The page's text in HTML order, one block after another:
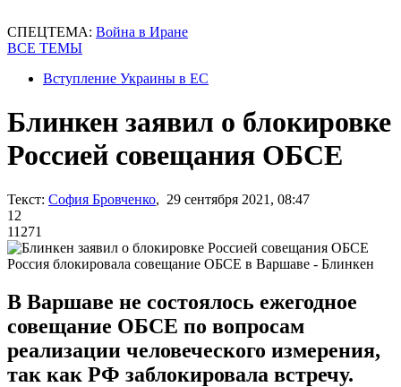
СПЕЦТЕМА: Война в Иране
ВСЕ ТЕМЫ
Вступление Украины в ЕС
Блинкен заявил о блокировке
Россией совещания ОБСЕ
Текст: София Бровченко, 29 сентября 2021, 08:47
12
11271
Россия блокировала совещание ОБСЕ в Варшаве - Блинкен
В Варшаве не состоялось ежегодное
совещание ОБСЕ по вопросам
реализации человеческого измерения,
так как РФ заблокировала встречу.